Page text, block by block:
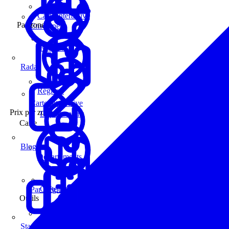
Enseignes
Carte interactive
Prix par zone
Par Région
Régions
Départements
Carte
Carte interactive
Outils
Carte interactive
Par zone
Régions
Départements
Radar
Blog
Statistiques